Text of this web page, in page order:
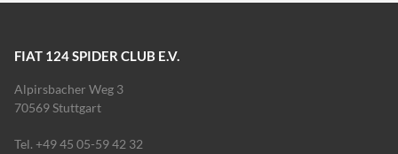
FIAT 124 SPIDER CLUB E.V.
Alpirsbacher Weg 3
70569 Stuttgart
Tel. +49 45 05-59 42 32